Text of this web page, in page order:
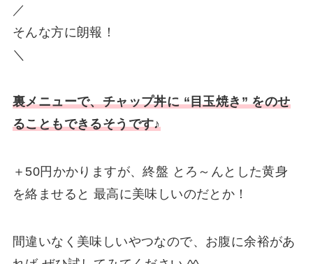
／
そんな方に朗報！
＼
裏メニューで、チャップ丼に “目玉焼き” をのせ
ることもできるそうです♪
＋50円かかりますが、終盤 とろ～んとした黄身
を絡ませると 最高に美味しいのだとか！
間違いなく美味しいやつなので、お腹に余裕があ